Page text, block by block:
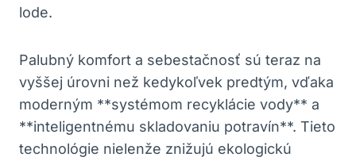
lode.
Palubný komfort a ⁣sebestačnosť sú teraz ‌na
vyššej ⁤úrovni‍ než kedykoľvek predtým, vďaka
moderným **systémom recyklácie vody** a
**inteligentnému skladovaniu potravín**. Tieto‍
technológie nielenže znižujú ekologickú